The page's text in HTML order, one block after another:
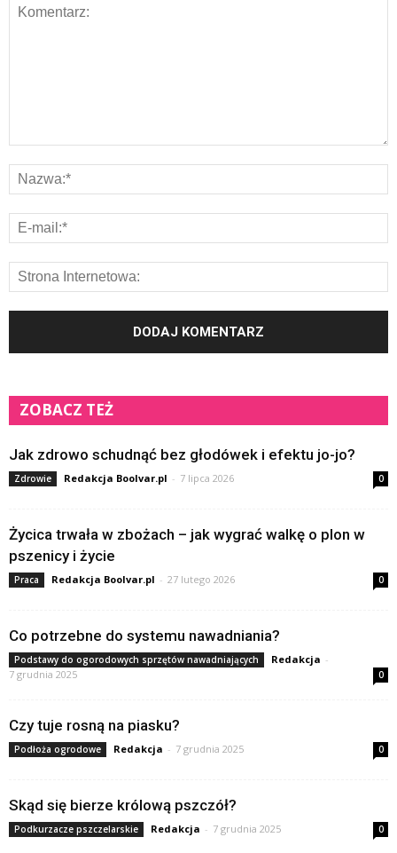
ZOBACZ TEŻ
Jak zdrowo schudnąć bez głodówek i efektu jo-jo?
Zdrowie Redakcja Boolvar.pl - 7 lipca 2026 0
Życica trwała w zbożach – jak wygrać walkę o plon w
pszenicy i życie
Praca Redakcja Boolvar.pl - 27 lutego 2026 0
Co potrzebne do systemu nawadniania?
Podstawy do ogorodowych sprzętów nawadniających Redakcja -
7 grudnia 2025
0
Czy tuje rosną na piasku?
Podłoża ogrodowe Redakcja - 7 grudnia 2025 0
Skąd się bierze królową pszczół?
Podkurzacze pszczelarskie Redakcja - 7 grudnia 2025 0